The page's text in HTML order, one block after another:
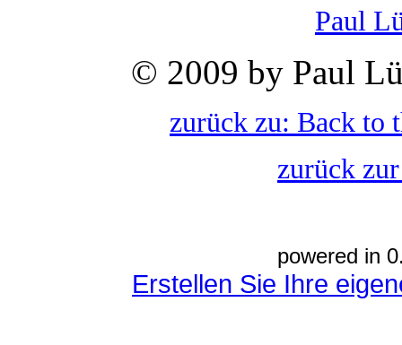
Paul
© 2009 by Paul
zurück zu: Back to
zurück
powered in
Erstellen Sie Ihre